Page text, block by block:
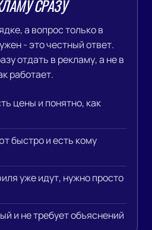
СРАЗУ
а вопрос только в
- это честный ответ.
отдать в рекламу, а не в
работает.
цены и понятно, как
быстро и есть кому
уже идут, нужно просто
и не требует объяснений